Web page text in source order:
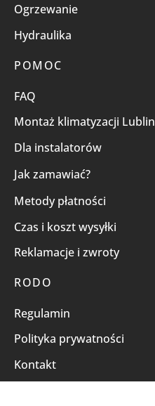
Ogrzewanie
Hydraulika
POMOC
FAQ
Montaż klimatyzacji Lublin
Dla instalatorów
Jak zamawiać?
Metody płatności
Czas i koszt wysyłki
Reklamacje i zwroty
RODO
Regulamin
Polityka prywatności
Kontakt